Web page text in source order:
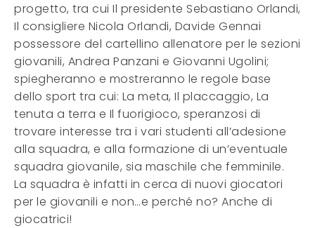
progetto, tra cui Il presidente Sebastiano Orlandi,
Il consigliere Nicola Orlandi, Davide Gennai
possessore del cartellino allenatore per le sezioni
giovanili, Andrea Panzani e Giovanni Ugolini;
spiegheranno e mostreranno le regole base
dello sport tra cui: La meta, Il placcaggio, La
tenuta a terra e Il fuorigioco, speranzosi di
trovare interesse tra i vari studenti all’adesione
alla squadra, e alla formazione di un’eventuale
squadra giovanile, sia maschile che femminile.
La squadra è infatti in cerca di nuovi giocatori
per le giovanili e non…e perché no? Anche di
giocatrici!